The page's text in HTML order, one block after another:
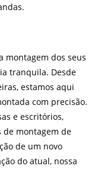
montagem dos seus
tranquila. Desde
estamos aqui
com precisão.
e escritórios,
de montagem de
de um novo
do atual, nossa